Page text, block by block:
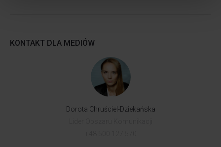
KONTAKT DLA MEDIÓW
Dorota Chruściel-Dziekańska